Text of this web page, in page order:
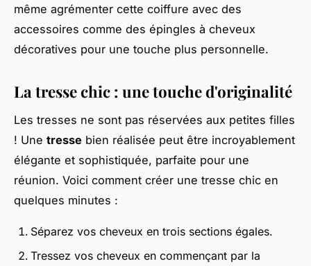
même agrémenter cette coiffure avec des
accessoires comme des épingles à cheveux
décoratives pour une touche plus personnelle.
La tresse chic : une touche d'originalité
Les tresses ne sont pas réservées aux petites filles
! Une tresse bien réalisée peut être incroyablement
élégante et sophistiquée, parfaite pour une
réunion. Voici comment créer une tresse chic en
quelques minutes :
Séparez vos cheveux en trois sections égales.
Tressez vos cheveux en commençant par la